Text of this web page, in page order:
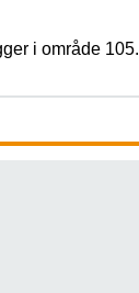
i område 105.